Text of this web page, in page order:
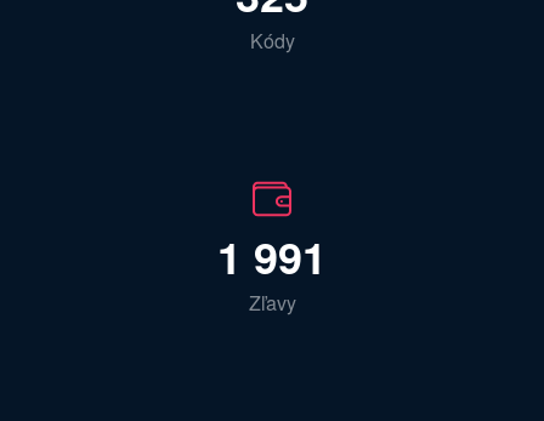
Kódy
1 991
Zľavy